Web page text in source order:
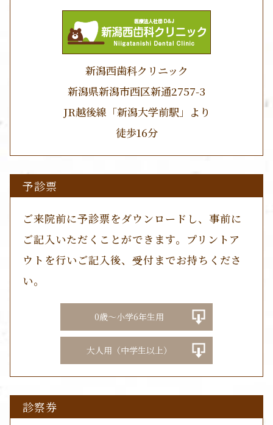
新潟西歯科クリニック
新潟県新潟市西区新通2757-3
JR越後線「新潟大学前駅」より
徒歩16分
予診票
ご来院前に予診票をダウンロードし、事前に
ご記入いただくことができます。プリントア
ウトを行いご記入後、受付までお持ちくださ
い。
0歳～小学6年生用
大人用（中学生以上）
診察券